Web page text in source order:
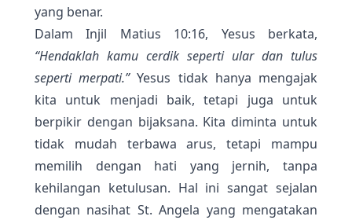
yang benar.
Dalam Injil Matius 10:16, Yesus berkata,
“Hendaklah kamu cerdik seperti ular dan tulus
seperti merpati.”Yesus tidak hanya mengajak
kita untuk menjadi baik, tetapi juga untuk
berpikir dengan bijaksana. Kita diminta untuk
tidak mudah terbawa arus, tetapi mampu
memilih dengan hati yang jernih, tanpa
kehilangan ketulusan. Hal ini sangat sejalan
dengan nasihat St. Angela yang mengatakan